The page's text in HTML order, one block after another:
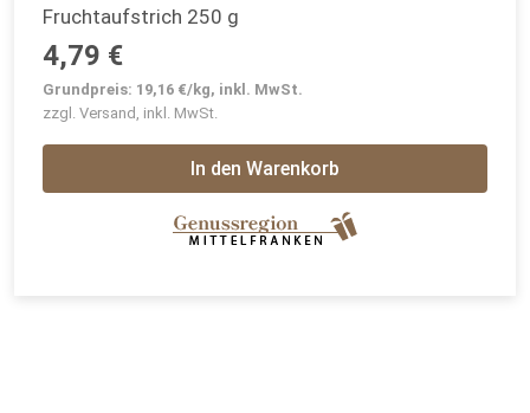
Fruchtaufstrich 250 g
4,79 €
Grundpreis: 19,16 €/kg, inkl. MwSt.
zzgl. Versand, inkl. MwSt.
In den Warenkorb